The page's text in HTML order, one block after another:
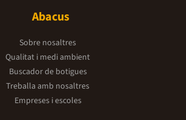
Abacus
Sobre nosaltres
Qualitat i medi ambient
Buscador de botigues
Treballa amb nosaltres
Empreses i escoles